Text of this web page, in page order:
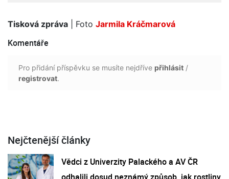
Tisková zpráva | Foto Jarmila Kráčmarová
Komentáře
Pro přidání příspěvku se musíte nejdříve přihlásit /
registrovat.
Nejčtenější články
Vědci z Univerzity Palackého a AV ČR